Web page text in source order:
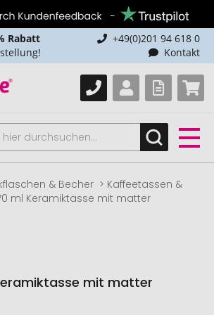
Rabatt
+49(0)201 94 618 0
Kontakt
& Becher
Kaffeetassen &
ml Keramiktasse mit matter
mit matter